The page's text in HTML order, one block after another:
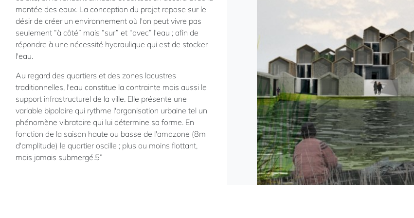
montée des eaux. La conception du projet repose sur le
désir de créer un environnement où l'on peut vivre pas
seulement “à côté” mais “sur” et “avec” l'eau ; afin de
répondre à une nécessité hydraulique qui est de stocker
l'eau.
Au regard des quartiers et des zones lacustres
traditionnelles, l'eau constitue la contrainte mais aussi le
support infrastructurel de la ville. Elle présente une
variable bipolaire qui rythme l'organisation urbaine tel un
phénomène vibratoire qui lui détermine sa forme. En
fonction de la saison haute ou basse de l'amazone (8m
d'amplitude) le quartier oscille ; plus ou moins flottant,
mais jamais submergé.5”